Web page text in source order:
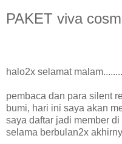
PAKET viva
halo2x selamat
pembaca dan para silent
bumi, hari ini saya akan
saya daftar jadi member
selama berbulan2x